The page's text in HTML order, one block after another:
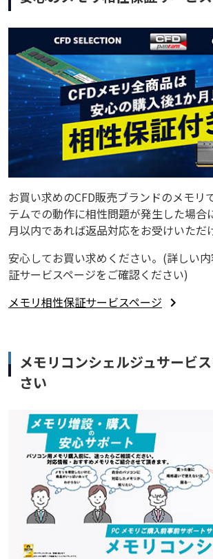
お買い求めのCFD販売ブランドのメモリ
テムでの動作に相性問題が発生した場合
月以内であれば返品対応をお受けいただ
安心してお買い求めください。(詳しい
証サービスページをご確認ください)
メモリ相性保証サービスページ
メモリコンシェルジュサービ
さい